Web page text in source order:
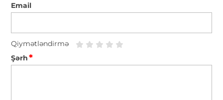
Email
Qiymətləndirmə
Şərh*